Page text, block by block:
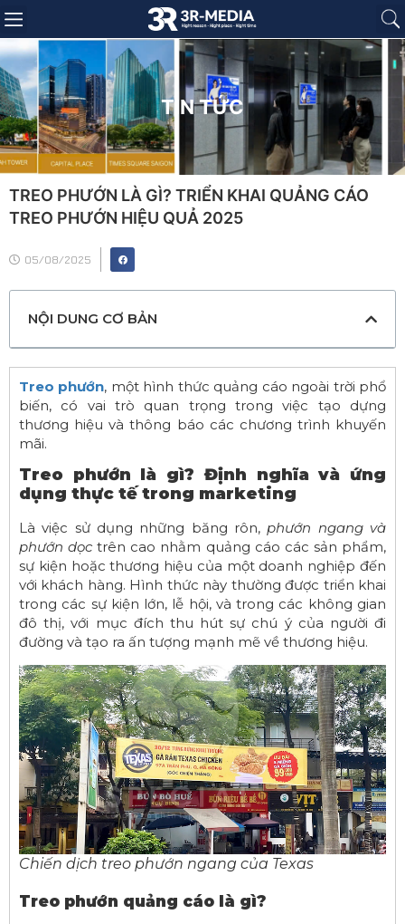
TIN TỨC
TREO PHƯỚN LÀ GÌ? TRIỂN KHAI QUẢNG CÁO
TREO PHƯỚN HIỆU QUẢ 2025
05/08/2025
NỘI DUNG CƠ BẢN
Treo phướn, một hình thức quảng cáo ngoài trời phổ
biến, có vai trò quan trọng trong việc tạo dựng
thương hiệu và thông báo các chương trình khuyến
mãi.
Treo phướn là gì? Định nghĩa và ứng
dụng thực tế trong marketing
Là việc sử dụng những băng rôn,phướn ngang và
phướn dọc trên cao nhằm quảng cáo các sản phẩm,
sự kiện hoặc thương hiệu của một doanh nghiệp đến
với khách hàng. Hình thức này thường được triển khai
trong các sự kiện lớn, lễ hội, và trong các không gian
đô thị, với mục đích thu hút sự chú ý của người đi
đường và tạo ra ấn tượng mạnh mẽ về thương hiệu.
Chiến dịch treo phướn ngang của Texas
Treo phướn quảng cáo là gì?